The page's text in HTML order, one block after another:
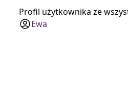
Profil użytkownika ze
Ewa